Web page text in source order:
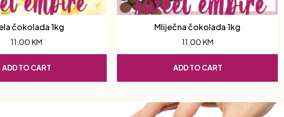
čokolada 1kg
11,00 KM
ADD TO CART
Mliječna čokolada 1kg
11,00 KM
ADD TO CART